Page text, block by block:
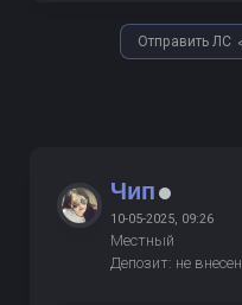
Отправить ЛС
Чип
10-05-2025, 09:26
Местный
Депозит: не внесен